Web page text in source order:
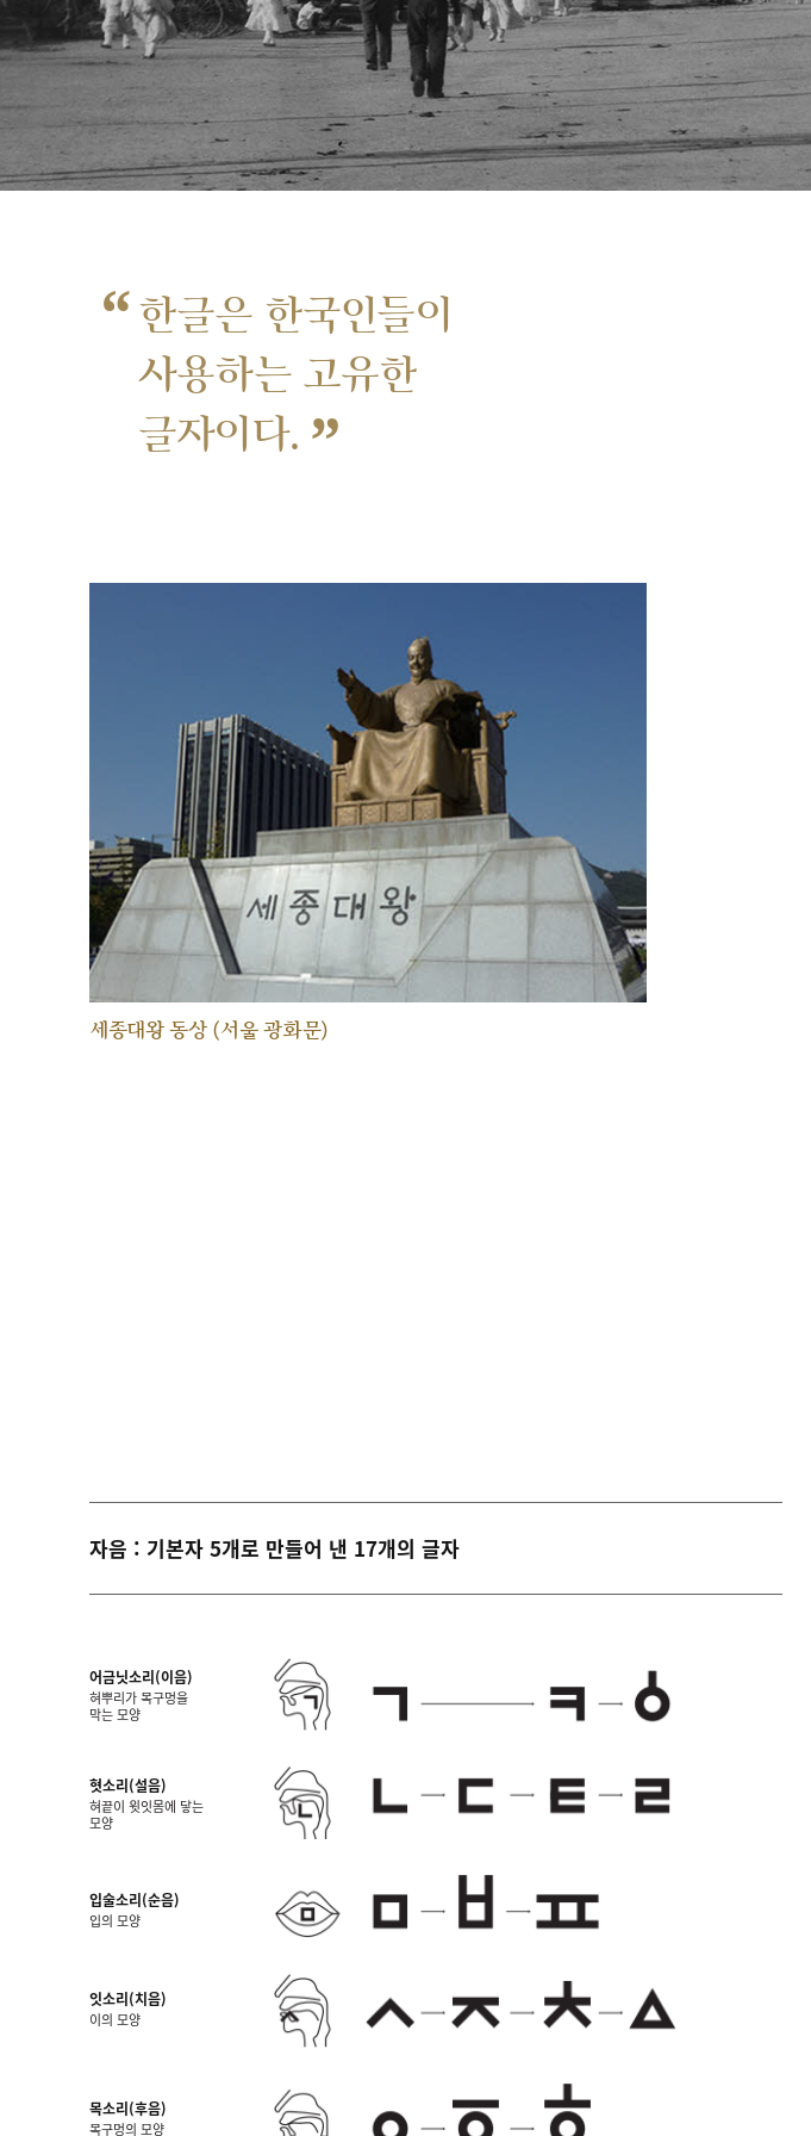
“ 한글은 한국인들이
사용하는 고유한
글자이다. ”
세종대왕 동상 (서울 광화문)
자음 : 기본자 5개로 만들어 낸 17개의 글자
어금닛소리(이음)
혀뿌리가 목구멍을
막는 모양
혓소리(설음)
혀끝이 윗잇몸에 닿는
모양
입술소리(순음)
입의 모양
잇소리(치음)
이의 모양
목소리(후음)
목구멍의 모양